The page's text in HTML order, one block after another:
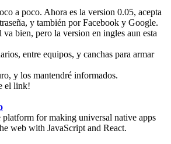
a poco. Ahora es la version 0.05, acepta
y también por Facebook y Google.
bien, pero la version en ingles aun esta
entre equipos, y canchas para armar
y los mantendré informados.
el link!
platform for making universal native apps
web with JavaScript and React.